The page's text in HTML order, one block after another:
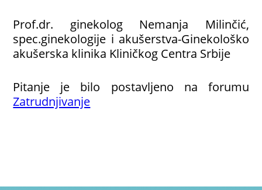
Prof.dr. ginekolog Nemanja Milinčić,
spec.ginekologije i akušerstva-Ginekološko
akušerska klinika Kliničkog Centra Srbije
Pitanje je bilo postavljeno na forumu
Zatrudnjivanje